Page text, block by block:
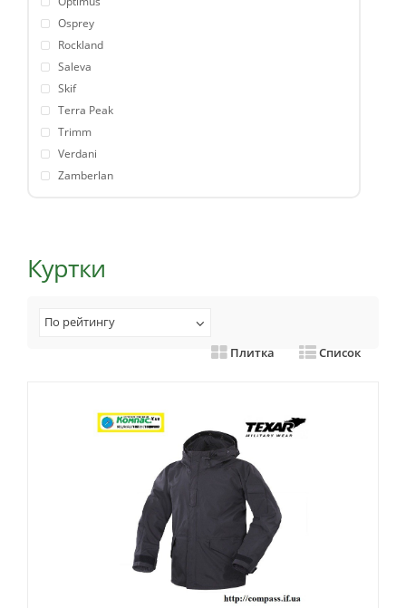
Osprey
Rockland
Saleva
Skif
Terra Peak
Trimm
Verdani
Zamberlan
Куртки
По рейтингу
Плитка
Список